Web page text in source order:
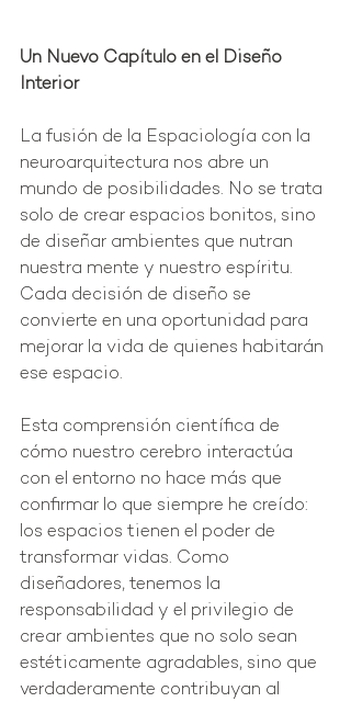
Un Nuevo Capítulo en el Diseño
Interior
La fusión de la Espaciología con la
neuroarquitectura nos abre un
mundo de posibilidades. No se trata
solo de crear espacios bonitos, sino
de diseñar ambientes que nutran
nuestra mente y nuestro espíritu.
Cada decisión de diseño se
convierte en una oportunidad para
mejorar la vida de quienes habitarán
ese espacio.
Esta comprensión científica de
cómo nuestro cerebro interactúa
con el entorno no hace más que
confirmar lo que siempre he creído:
los espacios tienen el poder de
transformar vidas. Como
diseñadores, tenemos la
responsabilidad y el privilegio de
crear ambientes que no solo sean
estéticamente agradables, sino que
verdaderamente contribuyan al